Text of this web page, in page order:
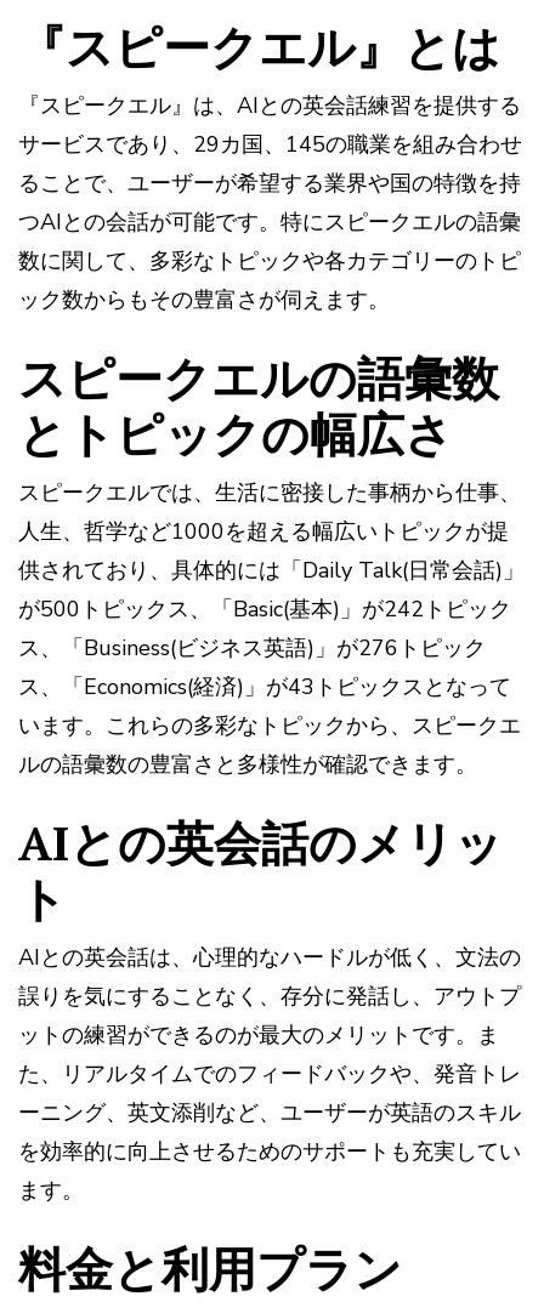
『スピークエル』とは
『スピークエル』は、AIとの英会話練習を提供する
サービスであり、29カ国、145の職業を組み合わせ
ることで、ユーザーが希望する業界や国の特徴を持
つAIとの会話が可能です。特にスピークエルの語彙
数に関して、多彩なトピックや各カテゴリーのトピ
ック数からもその豊富さが伺えます。
スピークエルの語彙数
とトピックの幅広さ
スピークエルでは、生活に密接した事柄から仕事、
人生、哲学など1000を超える幅広いトピックが提
供されており、具体的には「Daily Talk(日常会話)」
が500トピックス、「Basic(基本)」が242トピック
ス、「Business(ビジネス英語)」が276トピック
ス、「Economics(経済)」が43トピックスとなって
います。これらの多彩なトピックから、スピークエ
ルの語彙数の豊富さと多様性が確認できます。
AIとの英会話のメリッ
ト
AIとの英会話は、心理的なハードルが低く、文法の
誤りを気にすることなく、存分に発話し、アウトプ
ットの練習ができるのが最大のメリットです。ま
た、リアルタイムでのフィードバックや、発音トレ
ーニング、英文添削など、ユーザーが英語のスキル
を効率的に向上させるためのサポートも充実してい
ます。
料金と利用プラン